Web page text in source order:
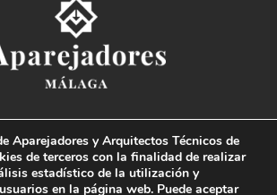
del Limonar, 41. 29016 Málaga
180 · M. 664 236 608 · info@coaat.es
Aparejadores y Arquitectos Técnicos de
de terceros con la finalidad de realizar
estadístico de la utilización y
en la página web. Puede aceptar